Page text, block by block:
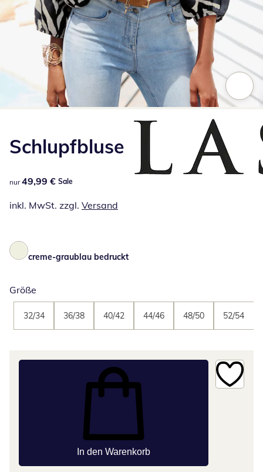
Schlupfbluse
49,99 €
nur 49,99 € Sale
inkl. MwSt. zzgl. Versand
creme-graublau bedruckt
Größe
32/34 36/38 40/42 44/46 48/50 52/54
In den Warenkorb